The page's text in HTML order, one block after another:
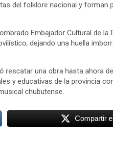
del folklore nacional y forman
Embajador Cultural de la
dejando una huella
rescatar una obra hasta ahora
y educativas de la provincia
chubutense.
Compartir